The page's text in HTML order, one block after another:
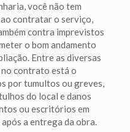
você não tem
contratar o serviço,
contra imprevistos
o bom andamento
Entre as diversas
contrato está o
por tumultos ou greves,
do local e danos
ou escritórios em
a entrega da obra.